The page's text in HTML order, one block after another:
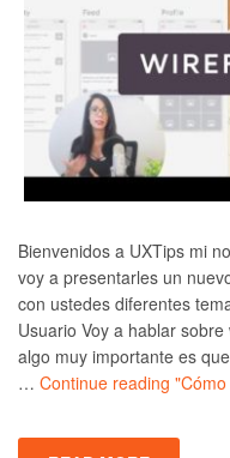
Bienvenidos a UXTips mi
voy a presentarles un
con ustedes diferentes
Usuario Voy a hablar
algo muy importante es
… Continue reading